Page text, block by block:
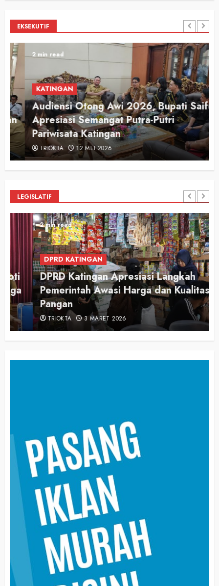
EKSEKUTIF
2 min read
KATINGAN
Audiensi Otong Awi 2026, Bupati Saiful
Apresiasi Semangat Putra-Putri
Pariwisata Katingan
TRIOKTA 12 MEI 2026
LEGISLATIF
2 min read
DPRD KATINGAN
DPRD Katingan Apresiasi Langkah
Pemerintah Awasi Harga dan Kualitas
Pangan
TRIOKTA 3 MARET 2026